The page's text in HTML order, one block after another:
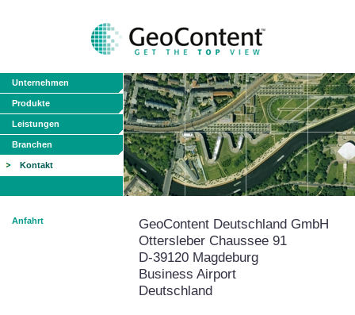
Unternehmen
Produkte
Leistungen
Branchen
Kontakt
Anfahrt
GeoContent Deutschland GmbH
Ottersleber Chaussee 91
D-39120 Magdeburg
Business Airport
Deutschland